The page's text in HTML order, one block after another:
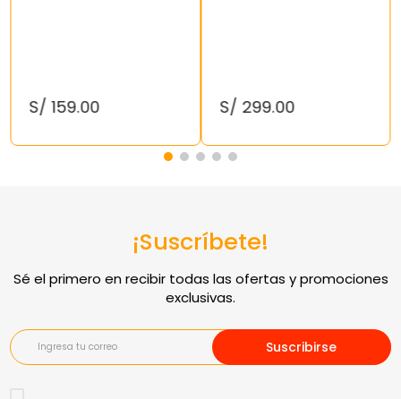
S/ 159.00 S/ 299.00
¡Suscríbete!
Suscribirse